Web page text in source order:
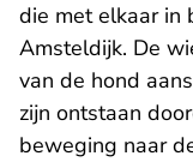
die met elkaar in
Amsteldijk. De
van de hond
zijn ontstaan
beweging naar